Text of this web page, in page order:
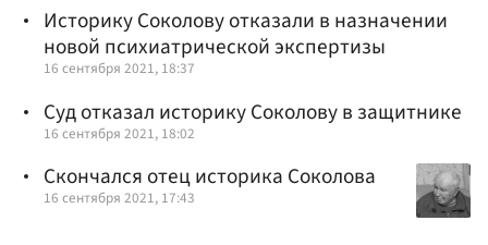
Историку Соколову отказали в назначении
новой психиатрической экспертизы
16 сентября 2021, 18:37
Суд отказал историку Соколову в защитнике
16 сентября 2021, 18:02
Скончался отец историка Соколова
16 сентября 2021, 17:43